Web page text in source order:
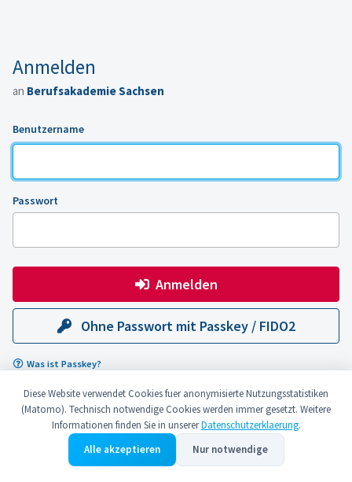
Anmelden
an Berufsakademie Sachsen
Benutzername
Passwort
Anmelden
Ohne Passwort mit Passkey / FIDO2
Was ist Passkey?
© 2026 Duale Hochschule Sachsen Impressum
Datenschutzerklärung
Barrierefreiheitserklärung
Diese Website verwendet Cookies fuer anonymisierte Nutzungsstatistiken
(Matomo). Technisch notwendige Cookies werden immer gesetzt. Weitere
Informationen finden Sie in unsererDatenschutzerklaerung.
Alle akzeptieren
Nur notwendige